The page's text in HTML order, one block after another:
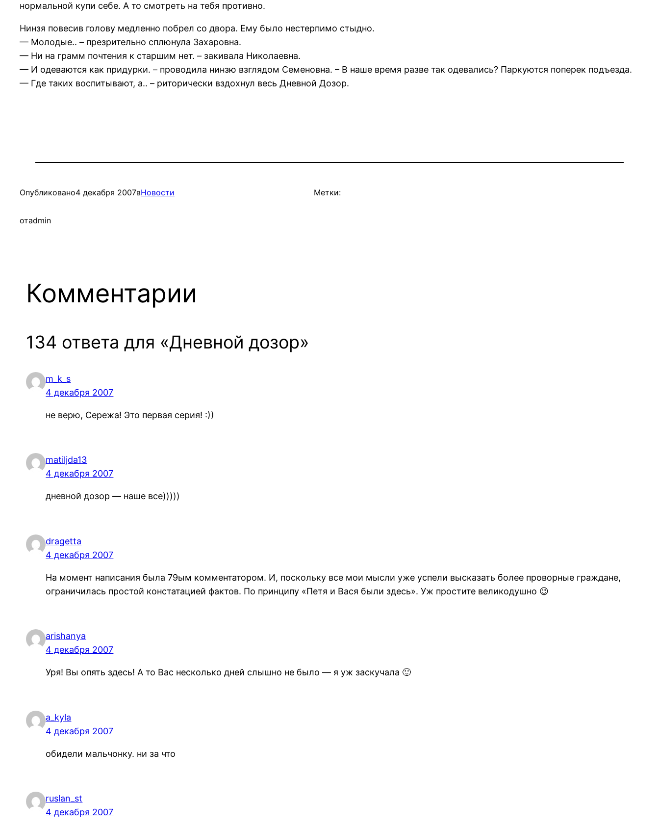
нормальной купи себе. А то смотреть на тебя противно.
Нинзя повесив голову медленно побрел со двора. Ему было нестерпимо стыдно.
— Молодые.. – презрительно сплюнула Захаровна.
— Ни на грамм почтения к старшим нет. – закивала Николаевна.
— И одеваются как придурки. – проводила нинзю взглядом Семеновна. – В наше время разве так одевались? Паркуются поперек подъезда.
— Где таких воспитывают, а.. – риторически вздохнул весь Дневной Дозор.
Опубликовано4 декабря 2007вНовости
отadmin
Метки:
Комментарии
134 ответа для «Дневной дозор»
m_k_s
4 декабря 2007
не верю, Сережа! Это первая серия! :))
matiljda13
4 декабря 2007
дневной дозор — наше все)))))
dragetta
4 декабря 2007
На момент написания была 79ым комментатором. И, поскольку все мои мысли уже успели высказать более проворные граждане,
ограничилась простой констатацией фактов. По принципу «Петя и Вася были здесь». Уж простите великодушно 😉
arishanya
4 декабря 2007
Уря! Вы опять здесь! А то Вас несколько дней слышно не было — я уж заскучала 🙂
a_kyla
4 декабря 2007
обидели мальчонку. ни за что
ruslan_st
4 декабря 2007